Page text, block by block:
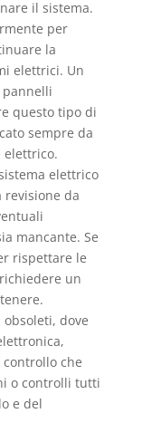
il sistema.
per
la
elettrici. Un
questo tipo di
sempre da
elettrico.
elettrico
da
mancante. Se
rispettare le
un
dove
che
o controlli tutti
e del